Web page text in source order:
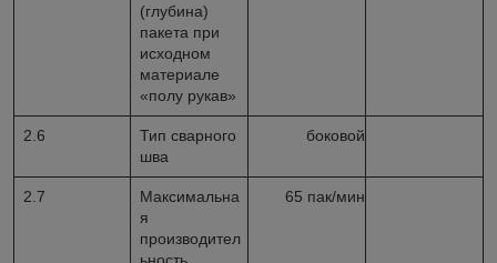
(глубина)
пакета при
исходном
материале
«полу рукав»
2.6
Тип сварного
шва
боковой
2.7
Максимальна
я
производител
ьность
65 пак/мин